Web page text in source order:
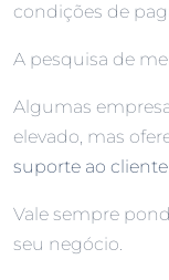
condições de
A pesquisa de
Algumas
elevado, mas
suporte ao cliente
Vale sempre
seu negócio.